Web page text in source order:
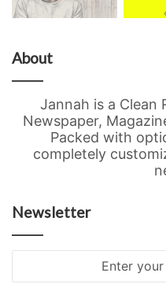
About
Jannah is a Clean
Newspaper,
Packed with
completely
Newsletter